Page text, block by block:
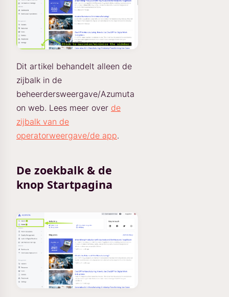
Dit artikel behandelt alleen de
zijbalk in de
beheerdersweergave/Azumuta
on web. Lees meer over de
zijbalk van de
operatorweergave/de app.
De zoekbalk & de
knop Startpagina